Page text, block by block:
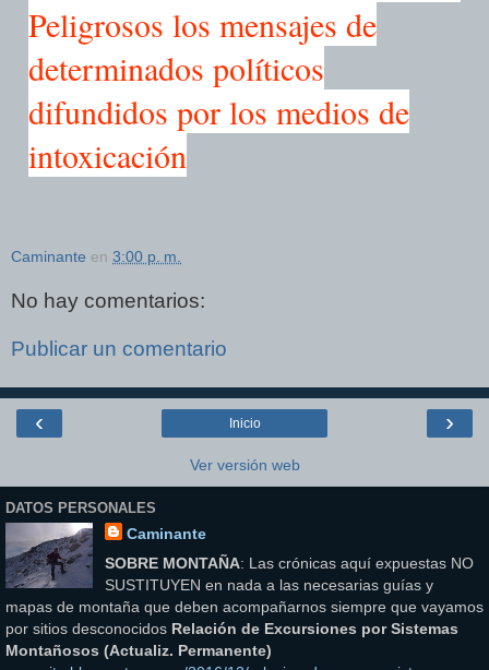
Peligrosos los mensajes de
determinados políticos
difundidos por los medios de
intoxicación
Caminante en 3:00 p. m.
No hay comentarios:
Publicar un comentario
‹ ›
Inicio
Ver versión web
DATOS PERSONALES
Caminante
SOBRE MONTAÑA: Las crónicas aquí expuestas NO
SUSTITUYEN en nada a las necesarias guías y
mapas de montaña que deben acompañarnos siempre que vayamos
por sitios desconocidos Relación de Excursiones por Sistemas
Montañosos (Actualiz. Permanente)